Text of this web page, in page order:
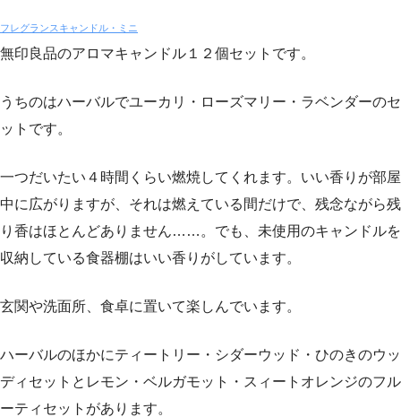
フレグランスキャンドル・ミニ
無印良品のアロマキャンドル１２個セットです。
うちのはハーバルでユーカリ・ローズマリー・ラベンダーのセ
ットです。
一つだいたい４時間くらい燃焼してくれます。いい香りが部屋
中に広がりますが、それは燃えている間だけで、残念ながら残
り香はほとんどありません……。でも、未使用のキャンドルを
収納している食器棚はいい香りがしています。
玄関や洗面所、食卓に置いて楽しんでいます。
ハーバルのほかにティートリー・シダーウッド・ひのきのウッ
ディセットとレモン・ベルガモット・スィートオレンジのフル
ーティセットがあります。